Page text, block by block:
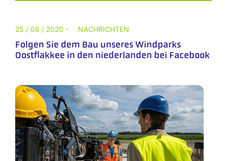
25 / 08 / 2020 - NACHRICHTEN
Folgen Sie dem Bau unseres Windparks
Oostflakkee in den niederlanden bei Facebook